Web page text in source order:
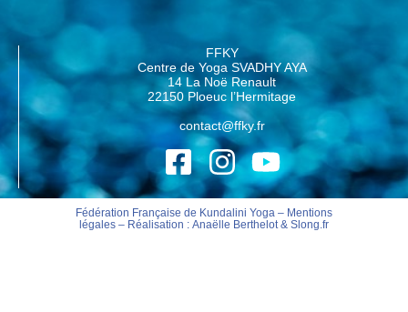
FFKY
Centre de Yoga SVADHY AYA
14 La Noë Renault
22150 Ploeuc l’Hermitage
contact@ffky.fr
Fédération Française de Kundalini Yoga – Mentions
légales– Réalisation : Anaëlle Berthelot& Slong.fr